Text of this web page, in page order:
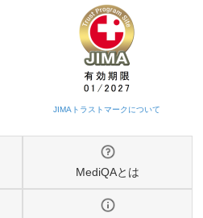
MediQAとは